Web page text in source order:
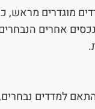
אחרים
למדדים